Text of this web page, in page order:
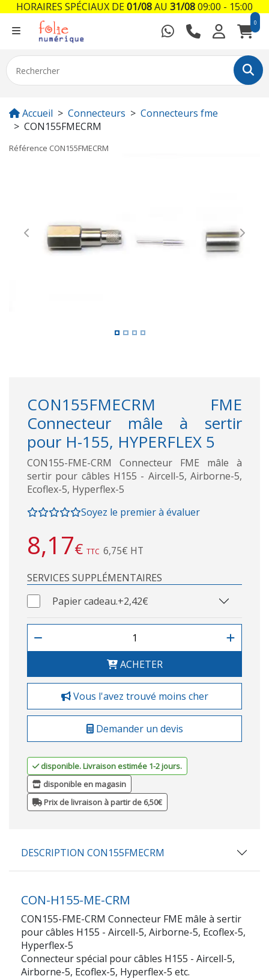
0
Accueil Connecteurs
Connecteurs fme
CON155FMECRM
Référence CON155FMECRM
Previous Next
CON155FMECRM FME
Connecteur mâle à sertir
pour H-155, HYPERFLEX 5
CON155-FME-CRM Connecteur FME mâle à
sertir pour câbles H155 - Aircell-5, Airborne-5,
Ecoflex-5, Hyperflex-5
Soyez le premier à évaluer
8,17€ TTC 6,75€ HT
SERVICES SUPPLÉMENTAIRES
Papier cadeau.+2,42€
ACHETER
Vous l'avez trouvé moins cher
Demander un devis
disponible. Livraison estimée 1-2 jours.
disponible en magasin
Prix de livraison à partir de 6,50€
DESCRIPTION CON155FMECRM
CON-H155-ME-CRM
CON155-FME-CRM Connecteur FME mâle à sertir
pour câbles H155 - Aircell-5, Airborne-5, Ecoflex-5,
Hyperflex-5
Connecteur spécial pour câbles H155 - Aircell-5,
Airborne-5, Ecoflex-5, Hyperflex-5 etc.
HORAIRES SPÉCIAUX DE01/08AU 31/0809:00 - 15:00